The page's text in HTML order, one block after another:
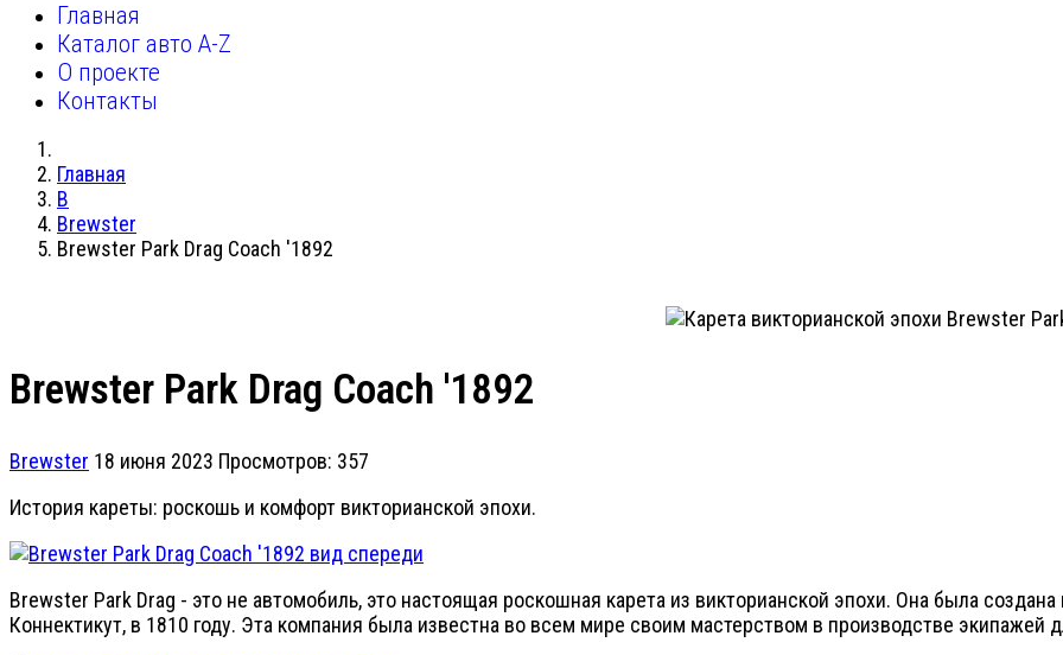
Главная
Каталог авто A-Z
О проекте
Контакты
Главная
B
Brewster
Brewster Park Drag Coach '1892
Brewster Park Drag Coach '1892
Brewster 18 июня 2023 Просмотров: 357
История кареты: роскошь и комфорт викторианской эпохи.
Brewster Park Drag - это не автомобиль, это настоящая роскошная карета из викторианской эпохи. Она была
Коннектикут, в 1810 году. Эта компания была известна во всем мире своим мастерством в производстве экипажей